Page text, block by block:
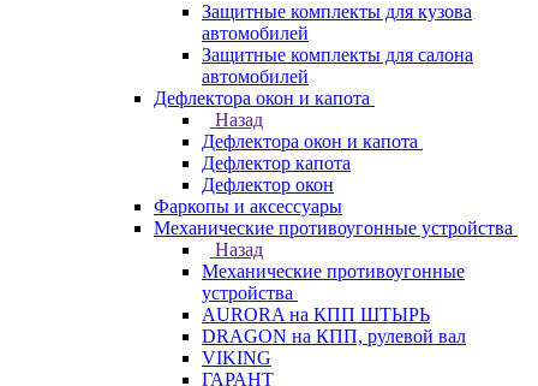
Защитные комплекты для кузова
автомобилей
Защитные комплекты для салона
автомобилей
Дефлектора окон и капота
Назад
Дефлектора окон и капота
Дефлектор капота
Дефлектор окон
Фаркопы и аксессуары
Механические противоугонные устройства
Назад
Механические противоугонные
устройства
AURORA на КПП ШТЫРЬ
DRAGON на КПП, рулевой вал
VIKING
ГАРАНТ